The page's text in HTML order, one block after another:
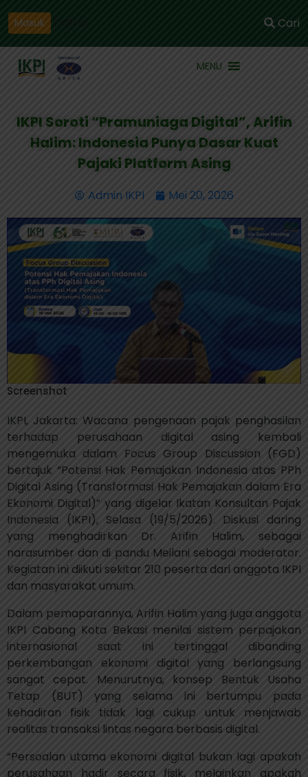
Masuk Cari
MENU
IKPI Soroti “Pramuniaga Digital”, Arifin
Halim: Indonesia Punya Dasar Kuat
Pajaki Platform Asing
Admin IKPI Mei 20, 2026
Screenshot
IKPI, Jakarta: Wacana pengenaan pajak penghasilan
terhadap perusahaan digital asing kembali
mengemuka dalam Focus Group Discussion (FGD)
bertajuk “Potensi Hak Pemajakan Indonesia atas PPh
Digital Asing (Transformasi Hak Pemajakan dalam Era
Ekonomi Digital)” yang digelar Ikatan Konsultan Pajak
Indonesia (IKPI), Selasa (19/5/2026). Diskusi daring
yang menghadirkan Dr. Arifin Halim, sebagai
narasumber dan di pandu Meilani sebagai moderator.
Kegiatan ini diikuti sekitar 210 peserta dari anggota IKPI
dan masyarakat umum.
Dalam pemaparannya, Arifin Halim yang juga anggota
IKPI Cabang Kota Bekasi menilai sistem perpajakan
internasional saat ini tertinggal dibanding
perkembangan ekonomi digital yang berlangsung
sangat cepat. Menurutnya, konsep Bentuk Usaha
Tetap (BUT) yang selama ini bertumpu pada
kehadiran fisik tidak lagi cukup untuk menjawab
realitas transaksi lintas negara berbasis digital.
“Persoalan utama ekonomi digital bukan lagi apakah
perusahaan hadir secara fisik, melainkan apakah